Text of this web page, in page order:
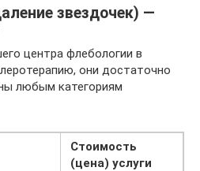
звездочек) —
центра флебологии в
они достаточно
любым категориям
Стоимость
(цена) услуги